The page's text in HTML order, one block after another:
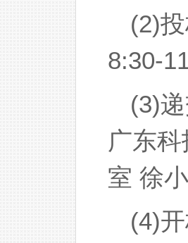
(2)
8:30-
(3)
广东
室 徐
(4)